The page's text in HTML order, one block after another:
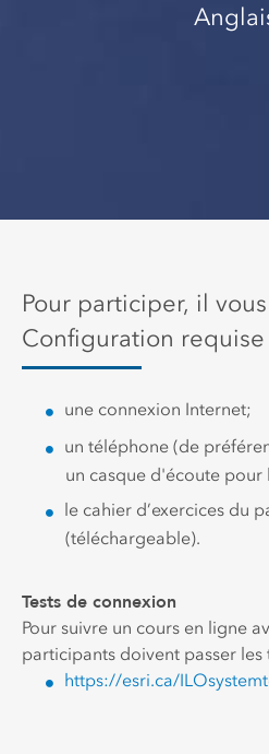
Pour participer, il
Configuration requise
une connexion Internet;
un téléphone (de
un casque d'écoute
le cahier d’exercices du
(téléchargeable).
Tests de connexion
Pour suivre un cours en ligne
participants doivent passer les
https://esri.ca/